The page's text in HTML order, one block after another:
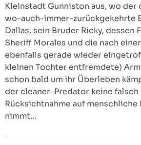
Kleinstadt Gunniston aus, wo der
wo-auch-immer-zurückgekehrte
Dallas, sein Bruder Ricky, dessen
Sheriff Morales und die nach
ebenfalls gerade wieder
kleinen Tochter entfremdete)
schon bald um ihr Überleben
der cleaner-Predator keine falsch
Rücksichtnahme auf
nimmt…